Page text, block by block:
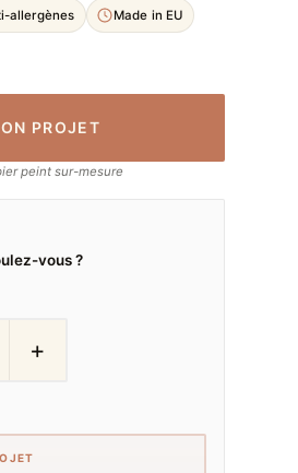
allergènes Made in EU
PROJET
peint sur-mesure
vous ?
+